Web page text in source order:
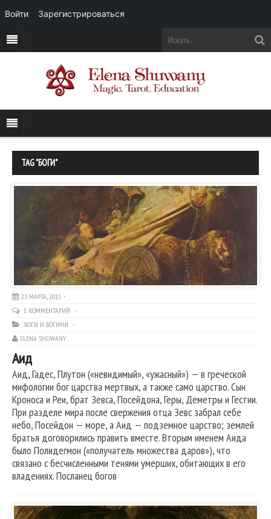
TAG "БОГИ"
23 МАРТА, 2015
1 КОММЕНТАРИЙ
БОГИ И БОГИНИ
ELENA SHUWANY
Аид
Аид, Гадес, Плутон («невидимый», «ужасный») — в греческой
мифологии бог царства мертвых, а также само царство. Сын
Кроноса и Реи, брат Зевса, Посейдона, Геры, Деметры и Гестии.
При разделе мира после свержения отца Зевс забрал себе
небо, Посейдон — море, а Аид — подземное царство; землей
братья договорились править вместе. Вторым именем Аида
было Полидегмон («получатель множества даров»), что
связано с бесчисленными тенями умерших, обитающих в его
владениях. Посланец богов
Войти Зарегистрироваться